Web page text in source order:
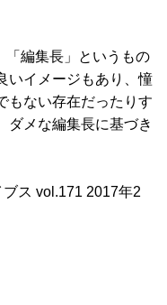
「編集長」というもの
いイメージもあり、憧
もない存在だったりす
ダメな編集長に基づき
ス vol.171 2017年2